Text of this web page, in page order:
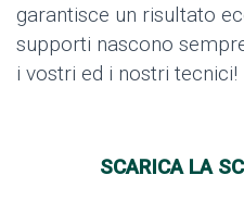
garantisce un risultato
supporti nascono
i vostri ed i nostri tecnici!
SCARICA LA